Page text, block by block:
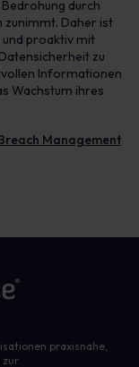
durch
zunimmt. Daher ist
proaktiv mit
zu
Informationen
Wachstum ihres
praxisnahe,
zur